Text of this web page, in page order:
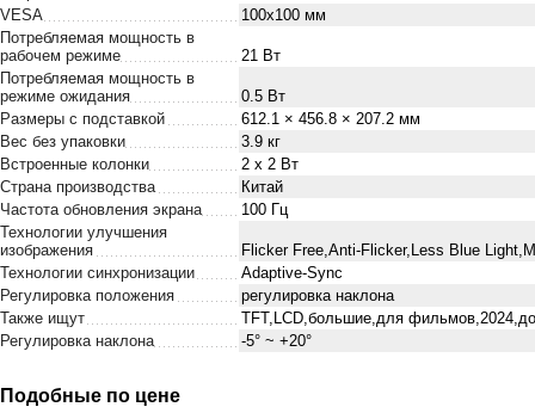
VESA
100x100 мм
Потребляемая мощность в
рабочем режиме
21 Вт
Потребляемая мощность в
режиме ожидания
0.5 Вт
Размеры с подставкой
612.1 × 456.8 × 207.2 мм
Вес без упаковки
3.9 кг
Встроенные колонки
2 х 2 Вт
Страна производства
Китай
Частота обновления экрана
100 Гц
Технологии улучшения
изображения
Flicker Free,Anti-Flicker,Less Blue
Технологии синхронизации
Adaptive-Sync
Регулировка положения
регулировка наклона
Также ищут
TFT,LCD,большие,для
Регулировка наклона
-5° ~ +20°
Подобные по цене